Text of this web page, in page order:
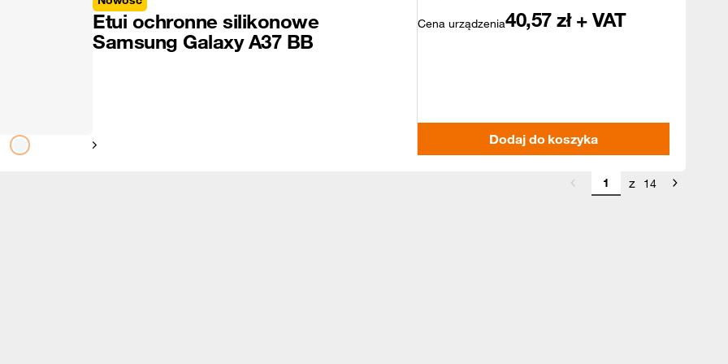
Pokaż następny
Etui ochronne silikonowe
Samsung Galaxy A37 BB
Cena urządzenia40,57 zł + VAT
Dodaj do koszyka
z 14